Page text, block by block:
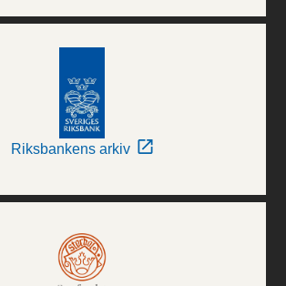
Riksbankens arkiv